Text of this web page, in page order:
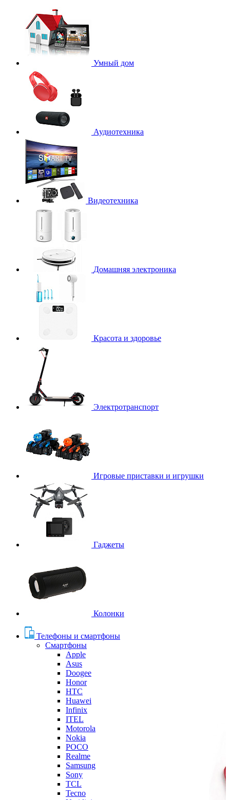
Умный дом
Аудиотехника
Видеотехника
Домашняя электроника
Красота и здоровье
Электротранспорт
Игровые приставки и игрушки
Гаджеты
Колонки
Телефоны и смартфоны
Смартфоны
Apple
Asus
Doogee
Honor
HTC
Huawei
Infinix
ITEL
Motorola
Nokia
POCO
Realme
Samsung
Sony
TCL
Tecno